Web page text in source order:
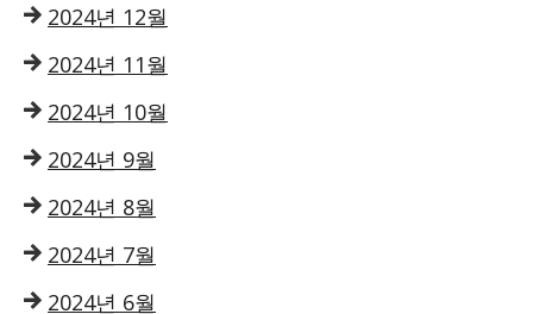
2024년 12월
2024년 11월
2024년 10월
2024년 9월
2024년 8월
2024년 7월
2024년 6월